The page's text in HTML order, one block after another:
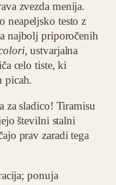
zvezda menija.
neapeljsko testo z
najbolj priporočenih
, ustvarjalna
celo tiste, ki
picah.
za sladico! Tiramisu
številni stalni
prav zaradi tega
ponuja